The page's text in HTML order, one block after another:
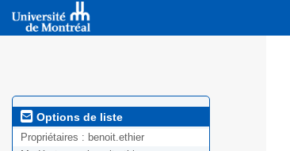
Options de liste
Propriétaires : benoit.ethier